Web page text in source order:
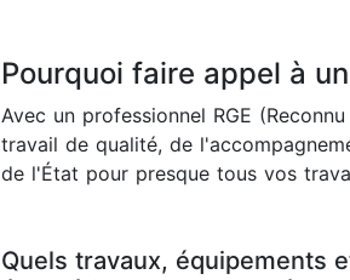
Pourquoi faire appel à
Avec un professionnel RGE
travail de qualité, de
de l'État pour presque tous vos
Quels travaux, équipements